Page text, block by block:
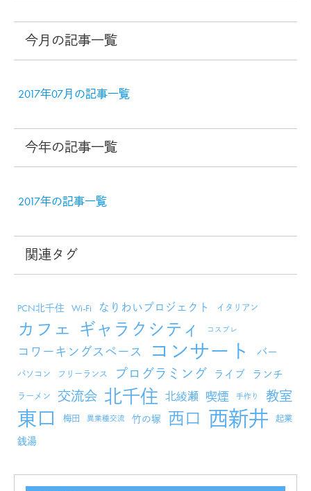
今月の記事一覧
2017年07月の記事一覧
今年の記事一覧
2017年の記事一覧
関連タグ
PCN北千住 Wi-Fi なりわいプロジェクト イタリアン
カフェ ギャラクシティ コスプレ
コワーキングスペース コンサート バー
パソコン フリーランス プログラミング ライブ ランチ
ラーメン 交流会 北千住 北綾瀬 喫煙 手作り 教室
東口 梅田 異業種交流 竹の塚 西口 西新井 起業
銭湯